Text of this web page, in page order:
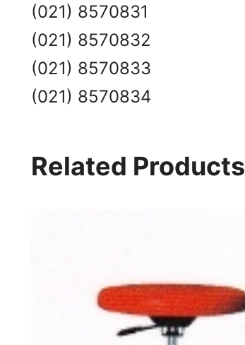
(021) 8570831
(021) 8570832
(021) 8570833
(021) 8570834
Related Products